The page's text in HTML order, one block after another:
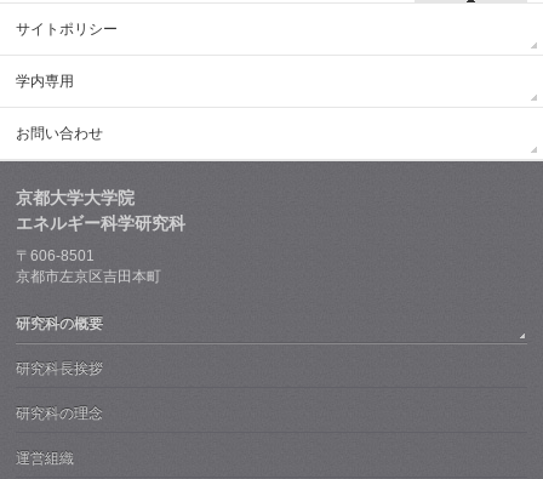
サイトポリシー
学内専用
お問い合わせ
京都大学大学院
エネルギー科学研究科
〒606-8501
京都市左京区吉田本町
研究科の概要
研究科長挨拶
研究科の理念
運営組織